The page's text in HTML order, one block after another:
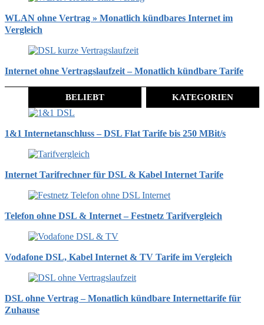
WLAN ohne Vertrag » Monatlich kündbares Internet im
Vergleich
Internet ohne Vertragslaufzeit – Monatlich kündbare Tarife
BELIEBT KATEGORIEN
1&1 Internetanschluss – DSL Flat Tarife bis 250 MBit/s
Internet Tarifrechner für DSL & Kabel Internet Tarife
Telefon ohne DSL & Internet – Festnetz Tarifvergleich
Vodafone DSL, Kabel Internet & TV Tarife im Vergleich
DSL ohne Vertrag – Monatlich kündbare Internettarife für
Zuhause